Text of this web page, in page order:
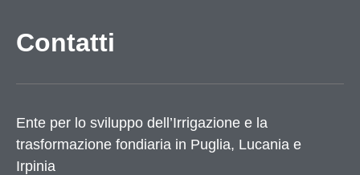
Contatti
Ente per lo sviluppo dell’Irrigazione e la
trasformazione fondiaria in Puglia, Lucania e
Irpinia